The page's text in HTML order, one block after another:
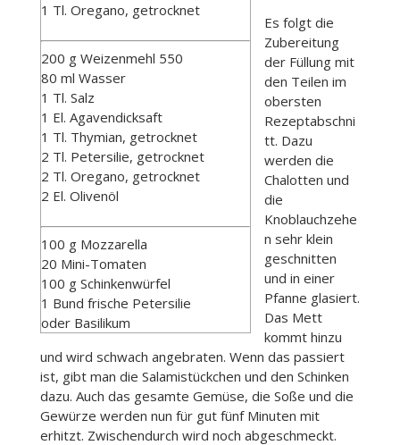
1 Tl. Oregano, getrocknet
200 g Weizenmehl 550
80 ml Wasser
1 Tl. Salz
1 El. Agavendicksaft
1 Tl. Thymian, getrocknet
2 Tl. Petersilie, getrocknet
2 Tl. Oregano, getrocknet
2 El. Olivenöl
100 g Mozzarella
20 Mini-Tomaten
100 g Schinkenwürfel
1 Bund frische Petersilie
oder Basilikum
Es folgt die
Zubereitung
der Füllung mit
den Teilen im
obersten
Rezeptabschni
tt. Dazu
werden die
Chalotten und
die
Knoblauchzehe
n sehr klein
geschnitten
und in einer
Pfanne glasiert.
Das Mett
kommt hinzu
und wird schwach angebraten. Wenn das passiert
ist, gibt man die Salamistückchen und den Schinken
dazu. Auch das gesamte Gemüse, die Soße und die
Gewürze werden nun für gut fünf Minuten mit
erhitzt. Zwischendurch wird noch abgeschmeckt.